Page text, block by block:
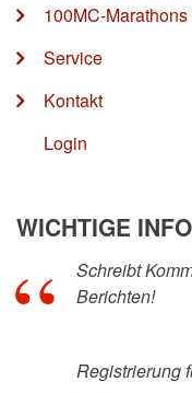
100MC-Marathons
Service
Kontakt
Login
WICHTIGE
Schreibt
Berichten!
Registrierung